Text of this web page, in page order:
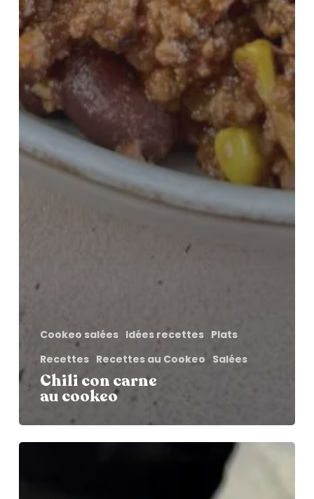
Cookeo salées Idées recettes Plats
Recettes Recettes au Cookeo Salées
Chili con carne
au cookeo